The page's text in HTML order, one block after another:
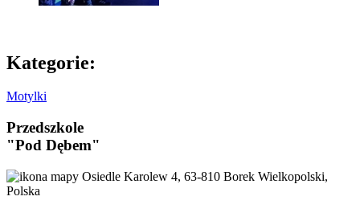
Kategorie:
Motylki
Przedszkole
"Pod Dębem"
Osiedle Karolew 4, 63-810 Borek Wielkopolski,
Polska